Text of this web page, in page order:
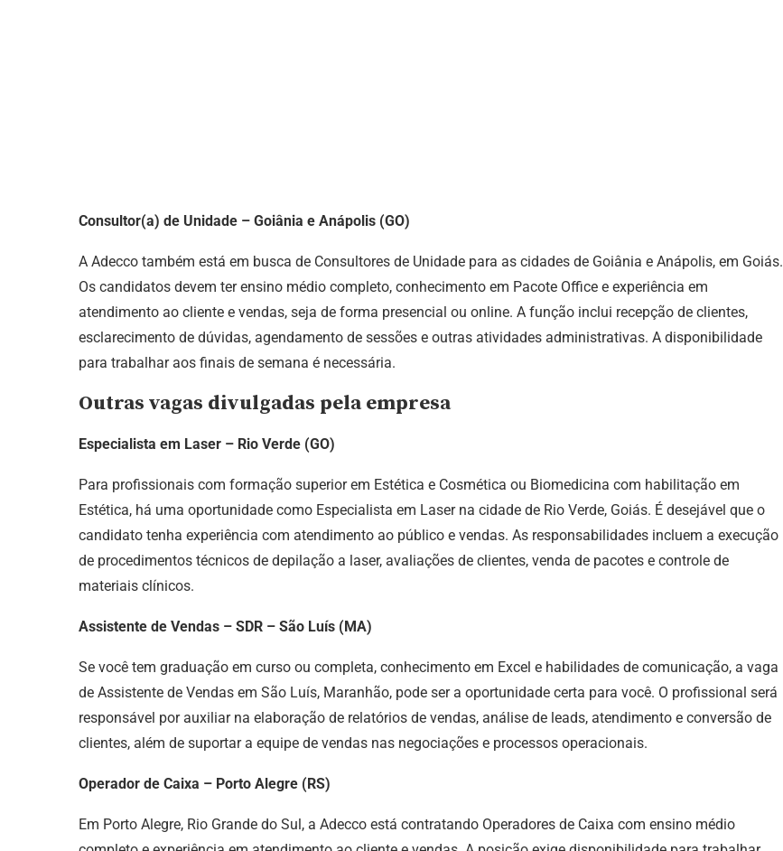
Consultor(a) de Unidade – Goiânia e Anápolis (GO)
A Adecco também está em busca de Consultores de Unidade para as cidades de Goiânia e Anápolis, em Goiás.
Os candidatos devem ter ensino médio completo, conhecimento em Pacote Office e experiência em
atendimento ao cliente e vendas, seja de forma presencial ou online. A função inclui recepção de clientes,
esclarecimento de dúvidas, agendamento de sessões e outras atividades administrativas. A disponibilidade
para trabalhar aos finais de semana é necessária.
Outras vagas divulgadas pela empresa
Especialista em Laser – Rio Verde (GO)
Para profissionais com formação superior em Estética e Cosmética ou Biomedicina com habilitação em
Estética, há uma oportunidade como Especialista em Laser na cidade de Rio Verde, Goiás. É desejável que o
candidato tenha experiência com atendimento ao público e vendas. As responsabilidades incluem a execução
de procedimentos técnicos de depilação a laser, avaliações de clientes, venda de pacotes e controle de
materiais clínicos.
Assistente de Vendas – SDR – São Luís (MA)
Se você tem graduação em curso ou completa, conhecimento em Excel e habilidades de comunicação, a vaga
de Assistente de Vendas em São Luís, Maranhão, pode ser a oportunidade certa para você. O profissional será
responsável por auxiliar na elaboração de relatórios de vendas, análise de leads, atendimento e conversão de
clientes, além de suportar a equipe de vendas nas negociações e processos operacionais.
Operador de Caixa – Porto Alegre (RS)
Em Porto Alegre, Rio Grande do Sul, a Adecco está contratando Operadores de Caixa com ensino médio